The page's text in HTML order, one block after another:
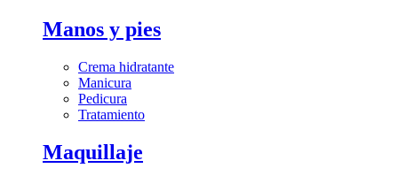
Manos y pies
Crema hidratante
Manicura
Pedicura
Tratamiento
Maquillaje